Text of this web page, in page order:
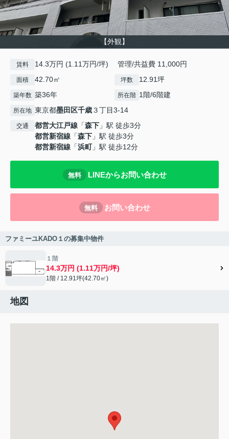
【外観】
賃料 14.3万円 (1.11万円/坪) 管理/共益費 11,000円
面積 42.70㎡ 坪数 12.91坪
築年数 築36年 所在階 1階/6階建
所在地 東京都墨田区千歳３丁目3-14
交通 都営大江戸線 「森下 」駅 徒歩3分
都営新宿線 「森下 」駅 徒歩3分
都営新宿線 「浜町」駅 徒歩12分
無料 LINEからお問い合わせ
無料 お問い合わせ
ファミーユKADO１の募集中物件
１階
14.3万円 (1.11万円/坪)
1階 / 12.91坪(42.70㎡)
地図